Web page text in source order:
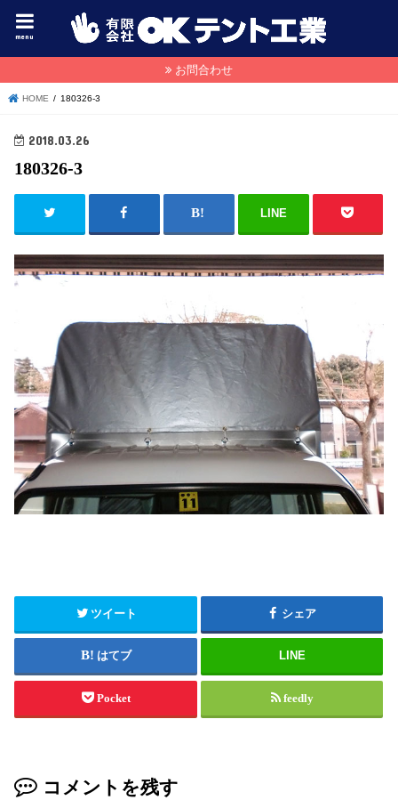
menu
お問合わせ
HOME 180326-3
2018.03.26
180326-3
LINE
ツイート シェア
はてブ LINE
Pocket feedly
コメントを残す